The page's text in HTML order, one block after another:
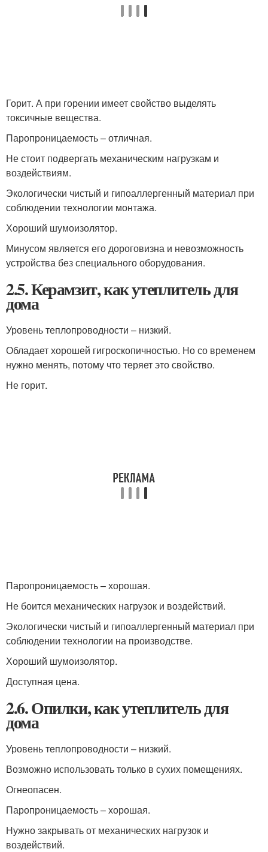
Горит. А при горении имеет свойство выделять
токсичные вещества.
Паропроницаемость – отличная.
Не стоит подвергать механическим нагрузкам и
воздействиям.
Экологически чистый и гипоаллергенный материал при
соблюдении технологии монтажа.
Хороший шумоизолятор.
Минусом является его дороговизна и невозможность
устройства без специального оборудования.
2.5. Керамзит, как утеплитель для
дома
Уровень теплопроводности – низкий.
Обладает хорошей гигроскопичностью. Но со временем
нужно менять, потому что теряет это свойство.
Не горит.
Паропроницаемость – хорошая.
Не боится механических нагрузок и воздействий.
Экологически чистый и гипоаллергенный материал при
соблюдении технологии на производстве.
Хороший шумоизолятор.
Доступная цена.
2.6. Опилки, как утеплитель для
дома
Уровень теплопроводности – низкий.
Возможно использовать только в сухих помещениях.
Огнеопасен.
Паропроницаемость – хорошая.
Нужно закрывать от механических нагрузок и
воздействий.